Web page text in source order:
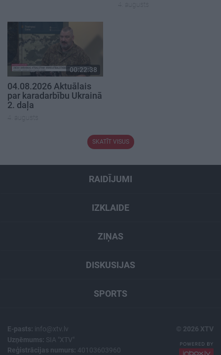
4. augusts
00:22:38
04.08.2026 Aktuālais
par karadarbību Ukrainā
2. daļa
4. augusts
SKATĪT VISUS
RAIDĪJUMI
IZKLAIDE
ZIŅAS
DISKUSIJAS
SPORTS
E-pasts: info@xtv.lv
Uzņēmums: SIA "XTV"
Reģistrācijas numurs: 40103603960
© 2026 XTV